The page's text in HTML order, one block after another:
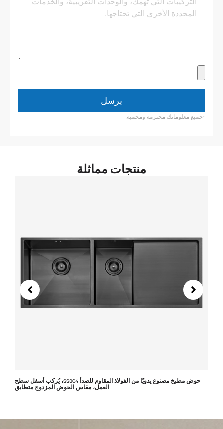
يرسل
*جميع معلوماتك محترمة ومحمية.
منتجات مماثلة
حوض مطبخ مصنوع يدويًا من الفولاذ المقاوم للصدأ SS304، يُركب أسفل سطح
العمل، مقاس الحوض المزدوج متطابق